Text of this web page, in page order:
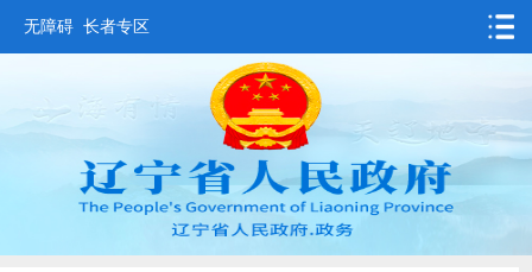
无障碍 长者专区
要闻动态
政务公开